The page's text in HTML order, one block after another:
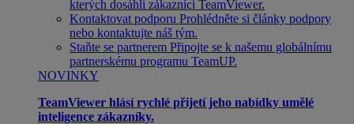
kterých dosáhli zákazníci TeamViewer.
Kontaktovat podporu Prohlédněte si články podpory
nebo kontaktujte náš tým.
Staňte se partnerem Připojte se k našemu globálnímu
partnerskému programu TeamUP.
NOVINKY
TeamViewer hlásí rychlé přijetí jeho nabídky umělé
inteligence zákazníky.